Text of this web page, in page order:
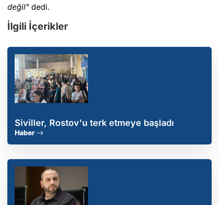
değil" dedi.
İlgili İçerikler
Siviller, Rostov'u terk etmeye başladı
Haber